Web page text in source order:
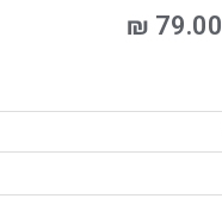
₪ 79.00
⁦₪ 79.00⁩